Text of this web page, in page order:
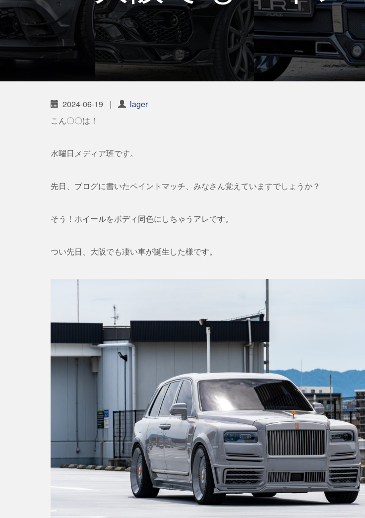
2024-06-19 |
lager
こん〇〇は！
水曜日メディア班です。
先日、ブログに書いたペイントマッチ、みなさん覚えていますでしょうか？
そう！ホイールをボディ同色にしちゃうアレです。
つい先日、大阪でも凄い車が誕生した様です。